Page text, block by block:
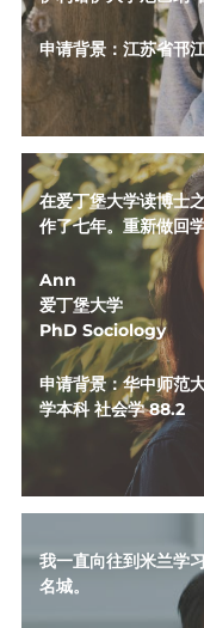
申请背景：江苏省邗
在爱丁堡大学读博士
作了七年。重新做回
Ann
爱丁堡大学
PhD Sociology
申请背景：华中师范
学本科 社会学 88.2
我一直向往到米兰学
名城。